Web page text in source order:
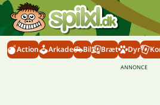
Action Arkade Bil Bræt Dyr